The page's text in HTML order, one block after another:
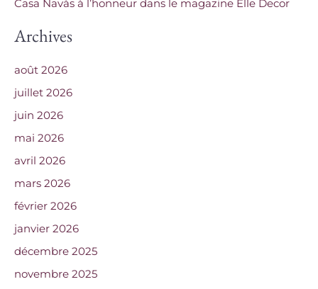
Casa Navàs à l’honneur dans le magazine Elle Decor
Archives
août 2026
juillet 2026
juin 2026
mai 2026
avril 2026
mars 2026
février 2026
janvier 2026
décembre 2025
novembre 2025